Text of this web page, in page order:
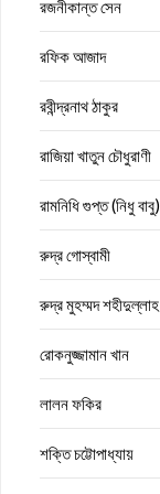
রজনীকান্ত সেন
রফিক আজাদ
রবীন্দ্রনাথ ঠাকুর
রাজিয়া খাতুন চৌধুরাণী
রামনিধি গুপ্ত (নিধু বাবু)
রুদ্র গোস্বামী
রুদ্র মুহম্মদ শহীদুল্লাহ
রোকনুজ্জামান খান
লালন ফকির
শক্তি চট্টোপাধ্যায়